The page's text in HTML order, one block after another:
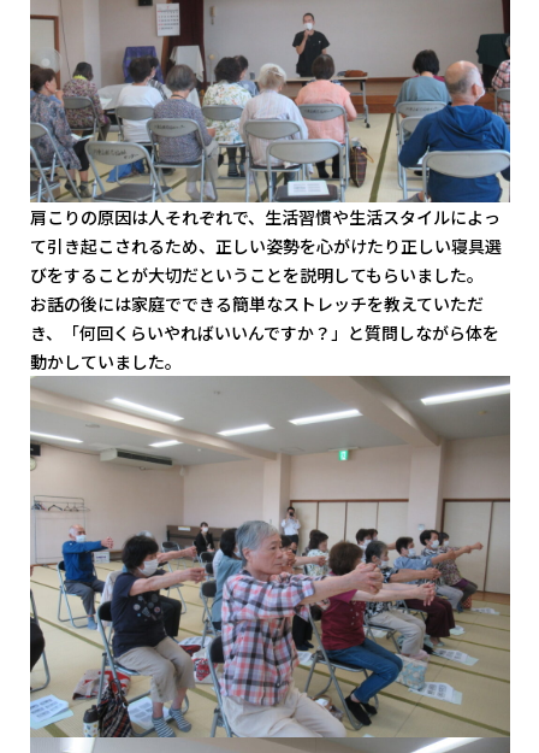
肩こりの原因は人それぞれで、生活習慣や生活スタイルによっ
て引き起こされるため、正しい姿勢を心がけたり正しい寝具選
びをすることが大切だということを説明してもらいました。
お話の後には家庭でできる簡単なストレッチを教えていただ
き、「何回くらいやればいいんですか？」と質問しながら体を
動かしていました。